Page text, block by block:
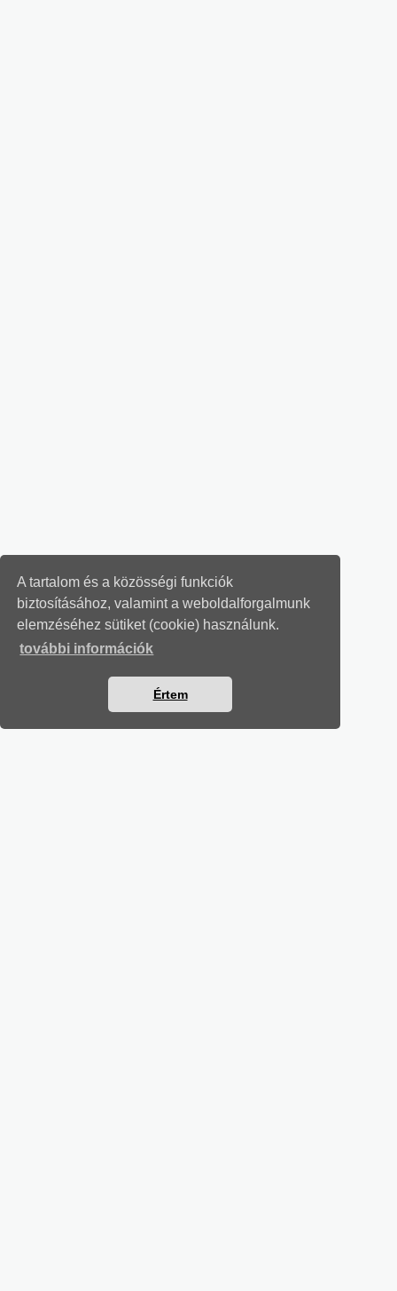
A tartalom és a közösségi funkciók
biztosításához, valamint a weboldalforgalmunk
elemzéséhez sütiket (cookie) használunk.
további információk
Értem